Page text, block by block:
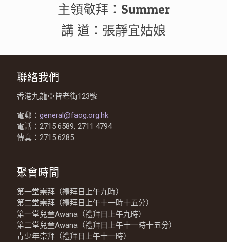
主領敬拜：Summer
講 道：張靜宜姑娘
聯絡我們
香港九龍亞皆老街123號
電郵： general@faog.org.hk
電話：2715 6589, 2711 4794
傳真：2715 6285
聚會時間
第一堂崇拜（禮拜日上午九時）
第二堂崇拜（禮拜日上午十一時十五分）
第一堂兒童Awana（禮拜日上午九時）
第二堂兒童Awana（禮拜日上午十一時十五分）
青少年崇拜（禮拜日上午十一時）